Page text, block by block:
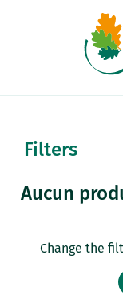
Filters
Aucun
Change the